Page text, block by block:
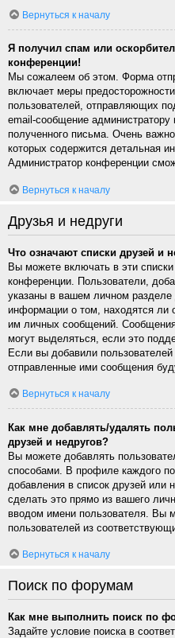
Вернуться к началу
Я получил спам или
конференции!
Мы сожалеем об этом. Форма
включает меры
пользователей, отправляющих
email-сообщение
полученного письма. Очень
которых содержится детальная
Администратор конференции
Вернуться к началу
Друзья и недруги
Что означают списки друзей и
Вы можете включать в эти
конференции. Пользователи,
указаны в вашем личном разделе
информации о том, находятся ли
им личных сообщений.
могут выделяться, если это
Если вы добавили
отправленные ими сообщения
Вернуться к началу
Как мне добавлять/удалять
друзей и недругов?
Вы можете добавлять
способами. В профиле каждого
добавления в список друзей или
сделать это прямо из вашего
вводом имени пользователя. Вы
пользователей из
Вернуться к началу
Поиск по форумам
Как мне выполнить поиск по
Задайте условие поиска в